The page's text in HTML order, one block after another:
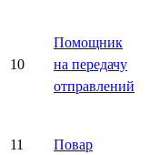
10
Помощник
на передачу
отправлений
11 Повар